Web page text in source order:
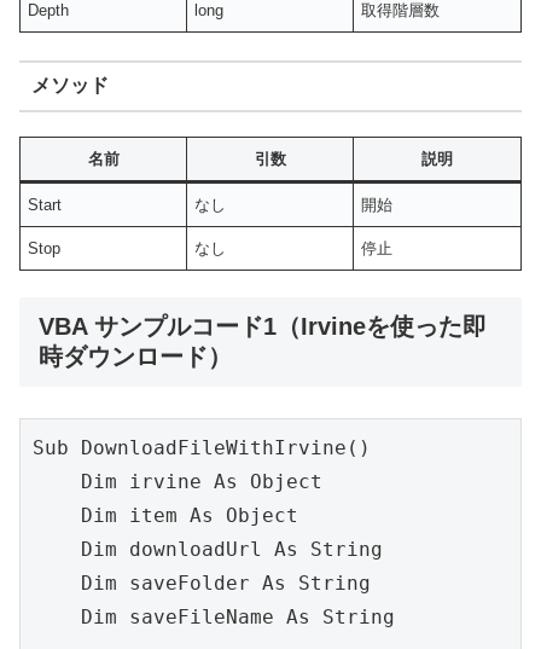
Depth long 取得階層数
メソッド
名前 引数 説明
Start なし 開始
Stop なし 停止
VBA サンプルコード1（Irvineを使った即
時ダウンロード）
Sub DownloadFileWithIrvine()
    Dim irvine As Object
    Dim item As Object
    Dim downloadUrl As String
    Dim saveFolder As String
    Dim saveFileName As String